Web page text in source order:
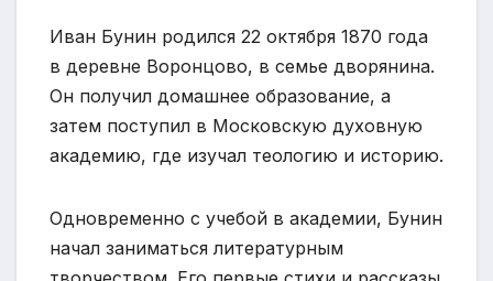
Иван Бунин родился 22 октября 1870 года
в деревне Воронцово, в семье дворянина.
Он получил домашнее образование, а
затем поступил в Московскую духовную
академию, где изучал теологию и историю.
Одновременно с учебой в академии, Бунин
начал заниматься литературным